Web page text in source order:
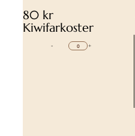
80 kr
Kiwifarkoster
- +